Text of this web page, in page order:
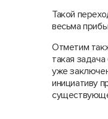
Такой
весьма
Отметим
такая
уже
инициативу